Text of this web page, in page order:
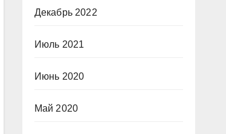
Декабрь 2022
Июль 2021
Июнь 2020
Май 2020